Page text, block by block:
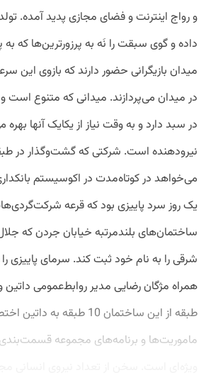
و رواج اینترنت و فضای مجازی پدید آمده.
داده و گوی سبقت را نَه به پرزورترین‌ها
میدان بازیگرانی حضور دارند که بازوی
در میدان می‌پردازند. میدانی که متنوع
در سبد دارد و به‌ وقت نیاز از یکایک آنها
نیرودهنده است. شرکتی که گشت‌وگذار در
می‌خواهد در کوتاه‌مدت در اکوسیستم
یک روز سرد پاییزی بود که قرعه
ساختمان‌های بلندمرتبه خیابان جردن که
شرقی را به نام خود ثبت کند. سرمای
طبقه از این ساختمان 10
ماموریت‌ها و برنامه‌های مجموعه